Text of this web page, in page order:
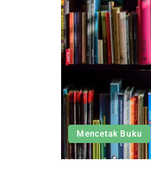
Mencetak Buku